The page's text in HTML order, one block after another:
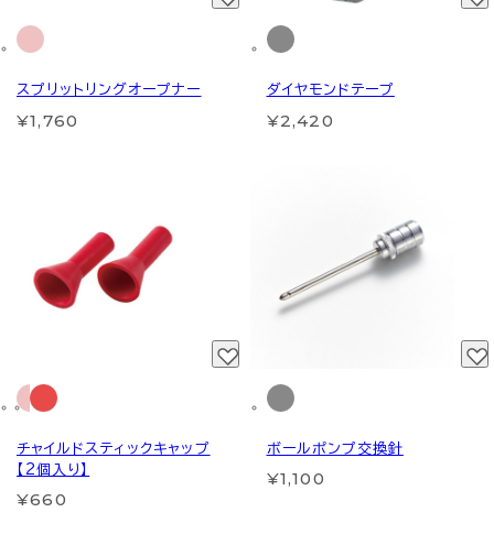
スプリットリングオープナー
¥1,760
ダイヤモンドテープ
¥2,420
チャイルドスティックキャップ
【2個入り】
¥660
ボールポンプ交換針
¥1,100